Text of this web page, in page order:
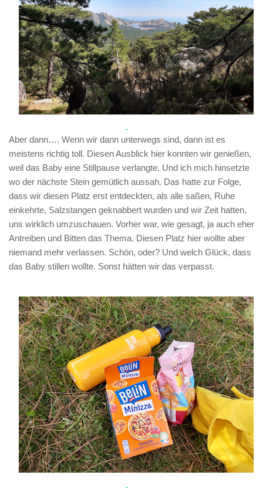
Aber dann…. Wenn wir dann unterwegs sind, dann ist es
meistens richtig toll. Diesen Ausblick hier konnten wir genießen,
weil das Baby eine Stillpause verlangte. Und ich mich hinsetzte
wo der nächste Stein gemütlich aussah. Das hatte zur Folge,
dass wir diesen Platz erst entdeckten, als alle saßen, Ruhe
einkehrte, Salzstangen geknabbert wurden und wir Zeit hatten,
uns wirklich umzuschauen. Vorher war, wie gesagt, ja auch eher
Antreiben und Bitten das Thema. Diesen Platz hier wollte aber
niemand mehr verlassen. Schön, oder? Und welch Glück, dass
das Baby stillen wollte. Sonst hätten wir das verpasst.